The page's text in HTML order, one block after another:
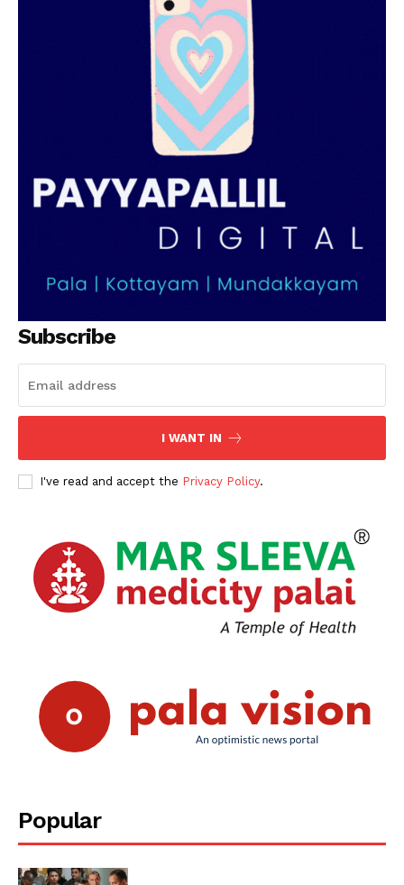
SUBSCRIBE NOW
PALA VISION
Subscription Plans
Subscribe
I WANT IN
I've read and accept the Privacy Policy.
Popular